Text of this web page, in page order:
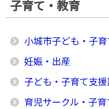
子育て・教育
小城市子ども・子
妊娠・出産
子ども・子育て支
育児サークル・子